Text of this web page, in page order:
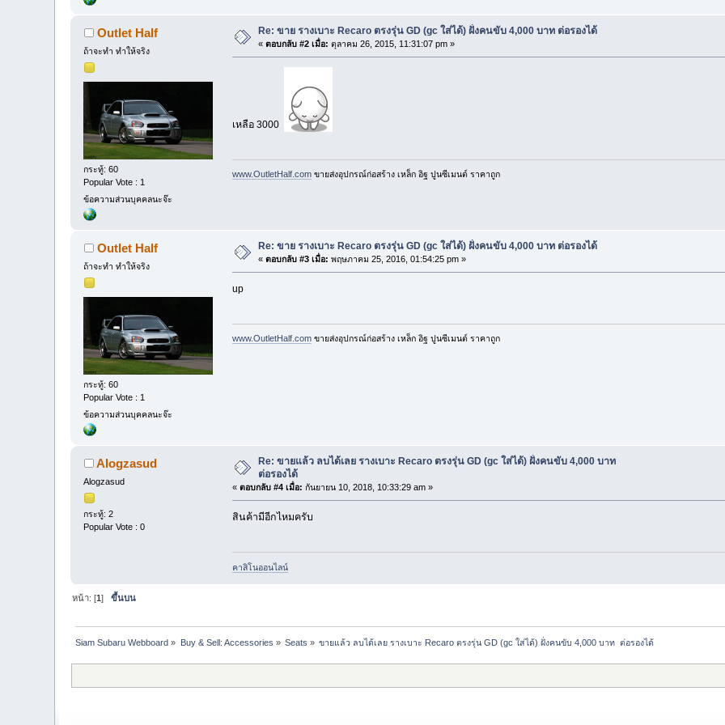
Outlet Half
ถ้าจะทำ ทำให้จริง
กระทู้: 60
Popular Vote : 1
ข้อความส่วนบุคคลนะจ๊ะ
Re: ขาย รางเบาะ Recaro ตรงรุ่น GD (gc ใส่ได้) ฝั่งคนขับ 4,000 บาท ต่อรองได้
«ตอบกลับ #2 เมื่อ: ตุลาคม 26, 2015, 11:31:07 pm »
เหลือ 3000
www.OutletHalf.comขายส่งอุปกรณ์ก่อสร้าง เหล็ก อิฐ ปูนซีเมนต์ ราคาถูก
Outlet Half
ถ้าจะทำ ทำให้จริง
กระทู้: 60
Popular Vote : 1
ข้อความส่วนบุคคลนะจ๊ะ
Re: ขาย รางเบาะ Recaro ตรงรุ่น GD (gc ใส่ได้) ฝั่งคนขับ 4,000 บาท ต่อรองได้
«ตอบกลับ #3 เมื่อ: พฤษภาคม 25, 2016, 01:54:25 pm »
up
www.OutletHalf.comขายส่งอุปกรณ์ก่อสร้าง เหล็ก อิฐ ปูนซีเมนต์ ราคาถูก
Alogzasud
Alogzasud
กระทู้: 2
Popular Vote : 0
Re: ขายแล้ว ลบได้เลย รางเบาะ Recaro ตรงรุ่น GD (gc ใส่ได้) ฝั่งคนขับ 4,000 บาท
ต่อรองได้
« ตอบกลับ #4 เมื่อ: กันยายน 10, 2018, 10:33:29 am »
สินค้ามีอีกไหมครับ
คาสิโนออนไลน์
หน้า: [1]ขึ้นบน
Siam Subaru Webboard » Buy & Sell: Accessories » Seats » ขายแล้ว ลบได้เลย รางเบาะ Recaro ตรงรุ่น GD (gc ใส่ได้) ฝั่งคนขับ 4,000 บาท  ต่อรองได้